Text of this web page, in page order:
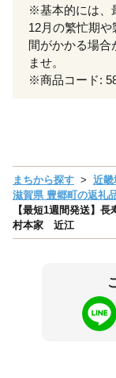
※基本的には、
12月の繁忙期
間がかかる場
ませ。
※商品コード:
まちから探す 近畿
滋賀県 豊郷町の返礼
【最短1週間発送
村本家 近江